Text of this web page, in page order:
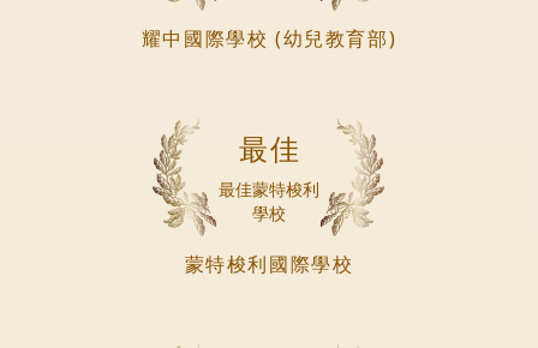
耀中國際學校 (幼兒教育部)
最佳
最佳蒙特梭利
學校
蒙特梭利國際學校